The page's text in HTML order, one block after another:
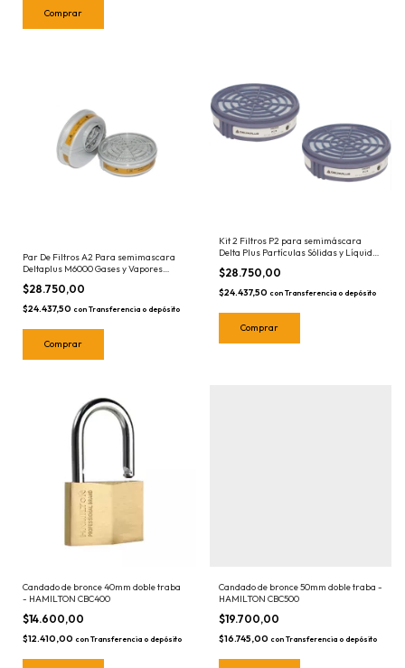
Par De Filtros A2 Para semimascara
Deltaplus M6000 Gases y Vapores
Organicos Delta Plus DEL20011
$28.750,00
$24.437,50 con Transferencia o depósito
Kit 2 Filtros P2 para semimáscara
Delta Plus Partículas Sólidas y Líquidas
toxicidad media Deltaplus DEL20006
$28.750,00
$24.437,50 con Transferencia o depósito
Candado de bronce 40mm doble traba
- HAMILTON CBC400
$14.600,00
$12.410,00 con Transferencia o depósito
Candado de bronce 50mm doble traba -
HAMILTON CBC500
$19.700,00
$16.745,00 con Transferencia o depósito